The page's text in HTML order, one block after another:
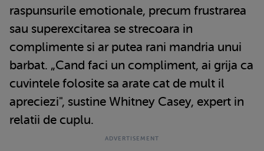
raspunsurile emotionale, precum frustrarea
sau superexcitarea se strecoara in
complimente si ar putea rani mandria unui
barbat. „Cand faci un compliment, ai grija ca
cuvintele folosite sa arate cat de mult il
apreciezi", sustine Whitney Casey, expert in
relatii de cuplu.